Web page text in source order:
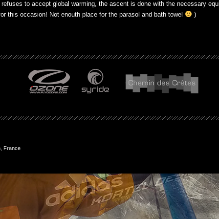
to accept global warming, the ascent is done with the necessary
this occasion! Not enouth place for the parasol and bath towel
)
France